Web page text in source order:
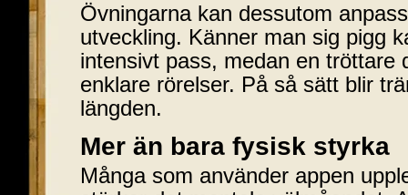
Övningarna kan dessutom
utveckling. Känner man sig pigg
intensivt pass, medan en tröttare
enklare rörelser. På så sätt blir
längden.
Mer än bara fysisk styrka
Många som använder appen